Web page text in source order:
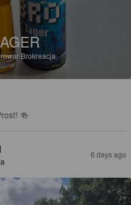
Brokreacja.
🍻
6 days ago